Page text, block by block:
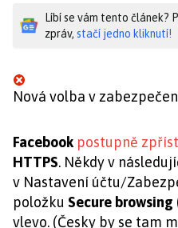
Líbí se vám tento článek?
zpráv, stačí jedno kliknutí!
Nová volba v
Facebook postupně
HTTPS. Někdy v
v Nastavení účtu/
položku Secure browsing
vlevo. (Česky by se tam